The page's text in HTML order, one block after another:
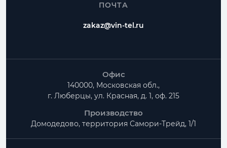
ПОЧТА
zakaz@vin-tel.ru
Офис
140000, Московская обл.,
г. Люберцы, ул. Красная, д. 1, оф. 215
Производство
Домодедово, территория Самори-Трейд, 1/1